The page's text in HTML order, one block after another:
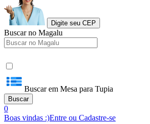
Digite seu CEP
Buscar no Magalu
Buscar em Mesa para Tupia
Buscar
0
Boas vindas :)Entre ou Cadastre-se